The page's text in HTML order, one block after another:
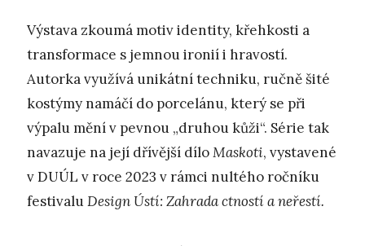
Výstava zkoumá motiv identity, křehkosti a
transformace s jemnou ironií i hravostí.
Autorka využívá unikátní techniku, ručně šité
kostýmy namáčí do porcelánu, který se při
výpalu mění v pevnou „druhou kůži“. Série tak
navazuje na její dřívější díloMaskoti, vystavené
v DUÚL v roce 2023 v rámci nultého ročníku
festivaluDesign Ústí: Zahrada ctností a neřestí.